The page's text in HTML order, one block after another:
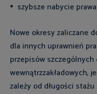
szybsze nabycie
Nowe okresy zaliczane
dla innych uprawnień
przepisów szczególnych
wewnątrzzakładowych,
zależy od długości stażu